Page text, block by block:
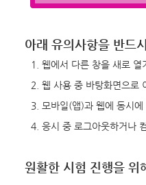
아래 유의사항을 반드
웹에서 다른 창을 새로
웹 사용 중 바탕화면으로
모바일(앱)과 웹에 동시
응시 중 로그아웃하거나
원활한 시험 진행을 위